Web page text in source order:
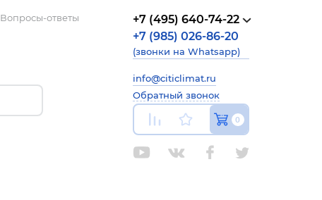
Вопросы-ответы
+7 (495) 640-74-22
+7 (985) 026-86-20
(звонки на Whatsapp)
info@citiclimat.ru
Обратный звонок
0